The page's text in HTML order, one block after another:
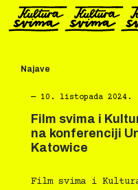
Preskoči
sadržaj
Najave
― 10. listopada 2024.
Film svima i
na konferenciji
Katowice
Film svima i